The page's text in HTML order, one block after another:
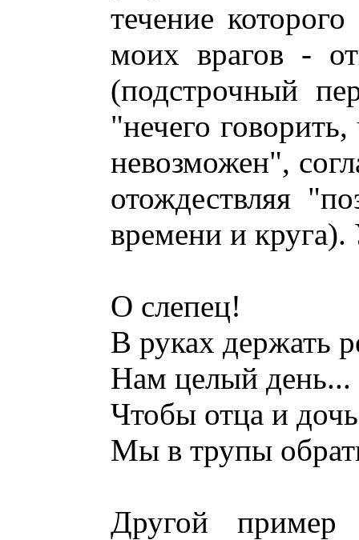
течение
моих врагов -
(подстрочный
"нечего
невозможен",
отождествляя
времени и
О слепец!
В руках держать
Нам целый день...
Чтобы отца и
Мы в трупы
Другой